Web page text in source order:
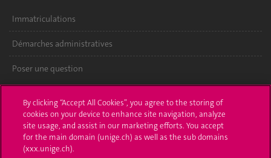
Immatriculations
Démarches administratives
Poser une question
UNIGE Mobile
Médias
By clicking “Accept All Cookies”, you agree to the storing of
cookies on your device to enhance site navigation, analyze
site usage, and assist in our marketing efforts. You accept
for the main domain (unige.ch) as well as the sub domains
(xxx.unige.ch).